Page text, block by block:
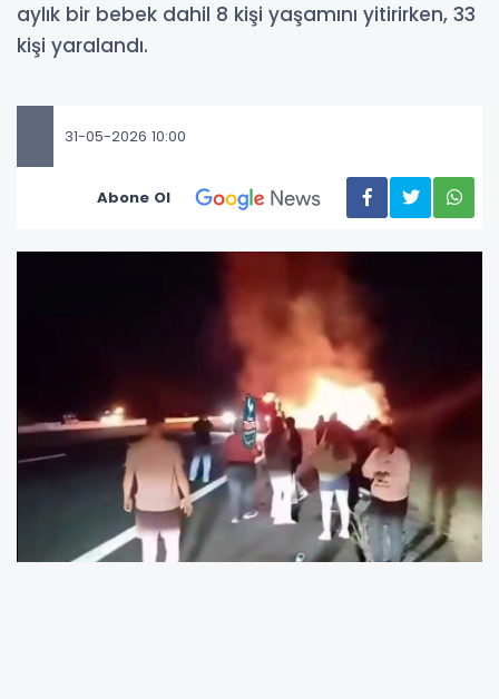
aylık bir bebek dahil 8 kişi yaşamını yitirirken, 33
kişi yaralandı.
31-05-2026 10:00
Abone Ol